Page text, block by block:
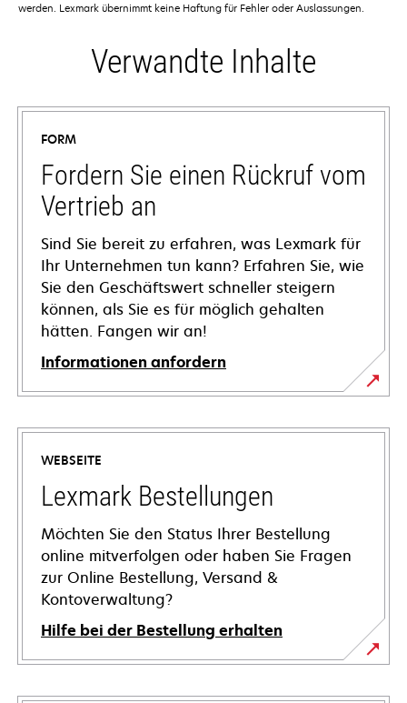
werden. Lexmark übernimmt keine Haftung für Fehler oder Auslassungen.
Verwandte Inhalte
FORM
Fordern Sie einen Rückruf vom
Vertrieb an
Sind Sie bereit zu erfahren, was Lexmark für
Ihr Unternehmen tun kann? Erfahren Sie, wie
Sie den Geschäftswert schneller steigern
können, als Sie es für möglich gehalten
hätten. Fangen wir an!
Informationen anfordern
WEBSEITE
Lexmark Bestellungen
Möchten Sie den Status Ihrer Bestellung
online mitverfolgen oder haben Sie Fragen
zur Online Bestellung, Versand &
Kontoverwaltung?
Hilfe bei der Bestellung erhalten